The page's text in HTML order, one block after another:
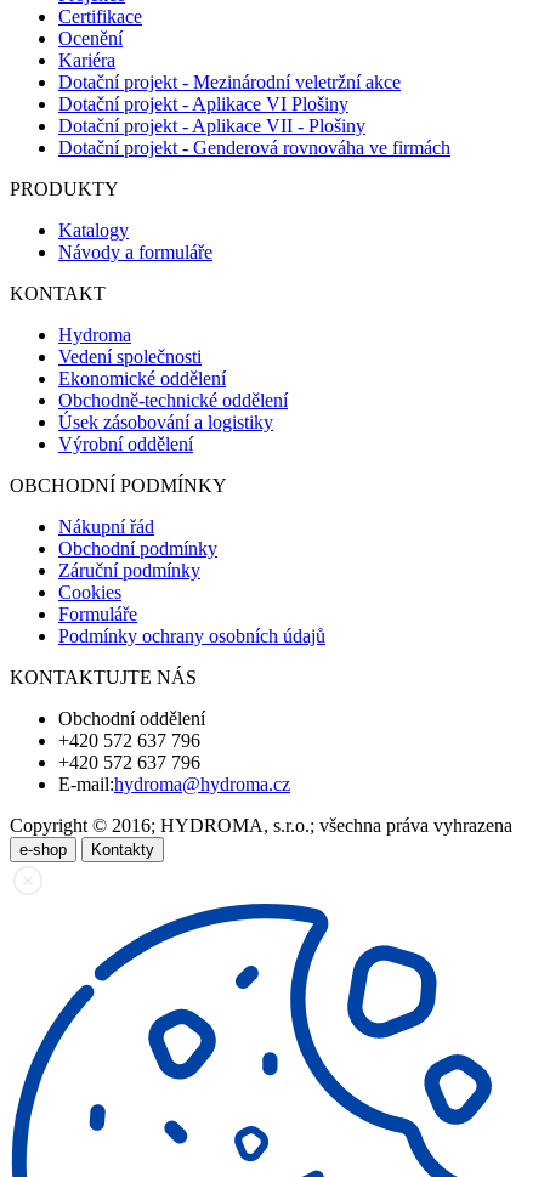
Certifikace
Ocenění
Kariéra
Dotační projekt - Mezinárodní veletržní akce
Dotační projekt - Aplikace VI Plošiny
Dotační projekt - Aplikace VII - Plošiny
Dotační projekt - Genderová rovnováha ve firmách
PRODUKTY
Katalogy
Návody a formuláře
KONTAKT
Hydroma
Vedení společnosti
Ekonomické oddělení
Obchodně-technické oddělení
Úsek zásobování a logistiky
Výrobní oddělení
OBCHODNÍ PODMÍNKY
Nákupní řád
Obchodní podmínky
Záruční podmínky
Cookies
Formuláře
Podmínky ochrany osobních údajů
KONTAKTUJTE NÁS
Obchodní oddělení
+420 572 637 796
+420 572 637 796
E-mail:hydroma@hydroma.cz
Copyright © 2016; HYDROMA, s.r.o.; všechna práva vyhrazena
e-shop Kontakty